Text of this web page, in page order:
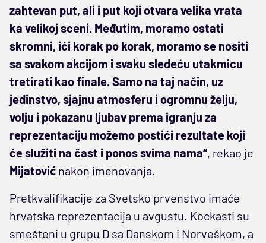
zahtevan put, ali i put koji otvara velika vrata
ka velikoj sceni. Međutim, moramo ostati
skromni, ići korak po korak, moramo se nositi
sa svakom akcijom i svaku sledeću utakmicu
tretirati kao finale. Samo na taj način, uz
jedinstvo, sjajnu atmosferu i ogromnu želju,
volju i pokazanu ljubav prema igranju za
reprezentaciju možemo postići rezultate koji
će služiti na čast i ponos svima nama“, rekao je
Mijatović nakon imenovanja.
Pretkvalifikacije za Svetsko prvenstvo imaće
hrvatska reprezentacija u avgustu. Kockasti su
smešteni u grupu D sa Danskom i Norveškom, a